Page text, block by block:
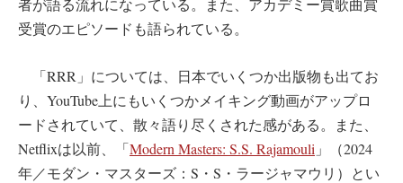
者が語る流れになっている。また、アカデミー賞歌曲賞
受賞のエピソードも語られている。
「RRR」については、日本でいくつか出版物も出てお
り、YouTube上にもいくつかメイキング動画がアップロ
ードされていて、散々語り尽くされた感がある。また、
Netflixは以前、「Modern Masters: S.S. Rajamouli 」（2024
年／モダン・マスターズ：S・S・ラージャマウリ）とい